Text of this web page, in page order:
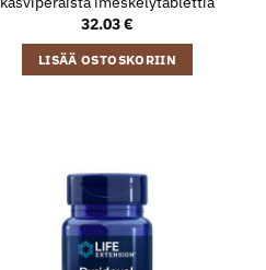
32.03€
LISÄÄ OSTOSKORIIN